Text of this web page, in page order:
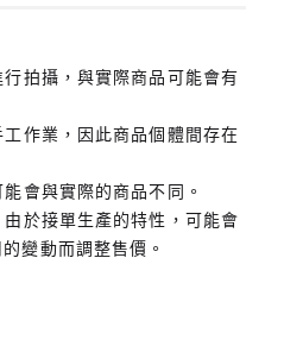
拍攝，與實際商品可能會有
作業，因此商品個體間存在
會與實際的商品不同。
於接單生產的特性，可能會
變動而調整售價。